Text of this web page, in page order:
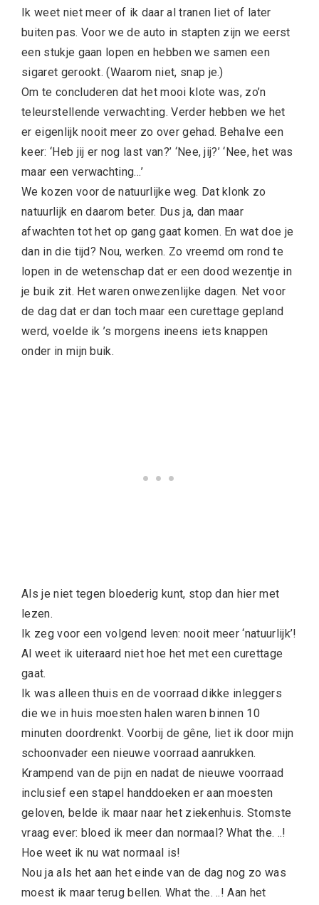
Ik weet niet meer of ik daar al tranen liet of later
buiten pas. Voor we de auto in stapten zijn we eerst
een stukje gaan lopen en hebben we samen een
sigaret gerookt. (Waarom niet, snap je.)
Om te concluderen dat het mooi klote was, zo’n
teleurstellende verwachting. Verder hebben we het
er eigenlijk nooit meer zo over gehad. Behalve een
keer: ‘Heb jij er nog last van?’ ‘Nee, jij?’ ‘Nee, het was
maar een verwachting…’
We kozen voor de natuurlijke weg. Dat klonk zo
natuurlijk en daarom beter. Dus ja, dan maar
afwachten tot het op gang gaat komen. En wat doe je
dan in die tijd? Nou, werken. Zo vreemd om rond te
lopen in de wetenschap dat er een dood wezentje in
je buik zit. Het waren onwezenlijke dagen. Net voor
de dag dat er dan toch maar een curettage gepland
werd, voelde ik ’s morgens ineens iets knappen
onder in mijn buik.
Als je niet tegen bloederig kunt, stop dan hier met
lezen.
Ik zeg voor een volgend leven: nooit meer ‘natuurlijk’!
Al weet ik uiteraard niet hoe het met een curettage
gaat.
Ik was alleen thuis en de voorraad dikke inleggers
die we in huis moesten halen waren binnen 10
minuten doordrenkt. Voorbij de gêne, liet ik door mijn
schoonvader een nieuwe voorraad aanrukken.
Krampend van de pijn en nadat de nieuwe voorraad
inclusief een stapel handdoeken er aan moesten
geloven, belde ik maar naar het ziekenhuis. Stomste
vraag ever: bloed ik meer dan normaal? What the. ..!
Hoe weet ik nu wat normaal is!
Nou ja als het aan het einde van de dag nog zo was
moest ik maar terug bellen. What the. ..! Aan het